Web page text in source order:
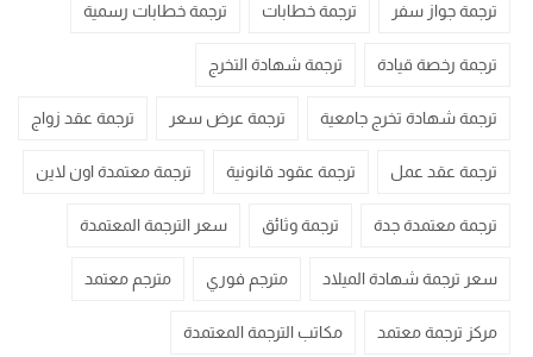
ترجمة جواز سفر ترجمة خطابات ترجمة خطابات رسمية
ترجمة رخصة قيادة ترجمة شهادة التخرج
ترجمة شهادة تخرج جامعية ترجمة عرض سعر ترجمة عقد زواج
ترجمة عقد عمل ترجمة عقود قانونية ترجمة معتمدة اون لاين
ترجمة معتمدة جدة ترجمة وثائق سعر الترجمة المعتمدة
سعر ترجمة شهادة الميلاد مترجم فوري مترجم معتمد
مركز ترجمة معتمد مكاتب الترجمة المعتمدة